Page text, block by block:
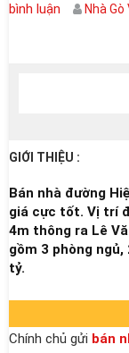
bình luận Nhà
GIỚI THIỆU :
Bán nhà đường
giá cực tốt. Vị trí
4m thông ra Lê
gồm 3 phòng
tỷ.
Chính chủ gửi bán